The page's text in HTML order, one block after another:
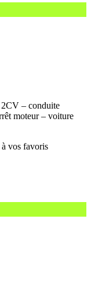
– conduite
moteur – voiture